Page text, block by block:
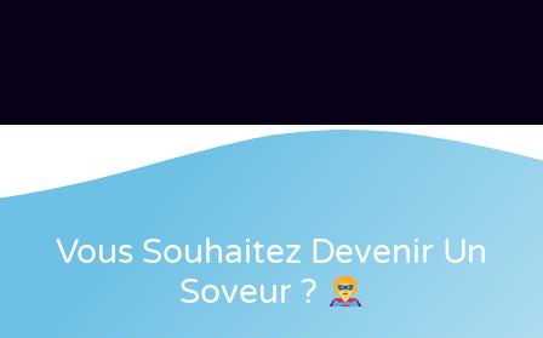
Vous Souhaitez Devenir Un
Soveur ?